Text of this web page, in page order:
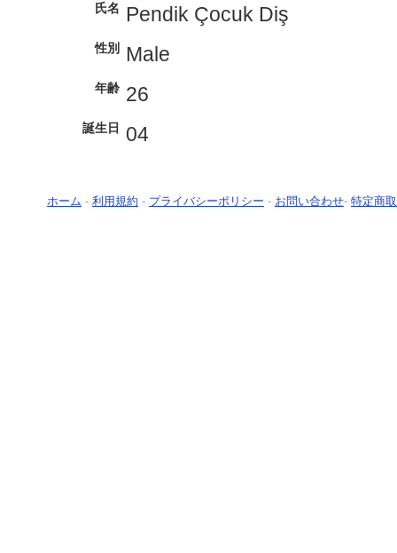
氏名 Pendik Çocuk Diş
性別 Male
年齢 26
誕生日 04
ホーム - 利用規約 - プライバシーポリシー - お問い合わせ- 特定商